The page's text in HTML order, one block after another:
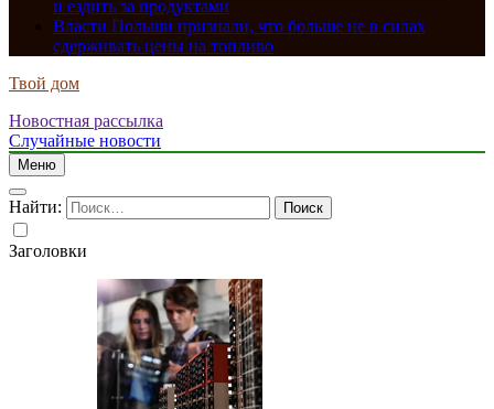
и ездить за продуктами
Власти Польши признали, что больше не в силах
сдерживать цены на топливо
Твой дом
Новостная рассылка
Случайные новости
Меню
Найти:
Заголовки